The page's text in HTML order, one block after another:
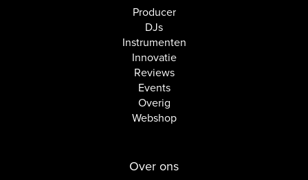
Producer
DJs
Instrumenten
Innovatie
Reviews
Events
Overig
Webshop
Over ons